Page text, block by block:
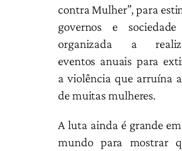
contra Mulher”, para
governos e
organizada a
eventos anuais para
a violência que arruína
de muitas mulheres.
A luta ainda é grande
mundo para mostrar